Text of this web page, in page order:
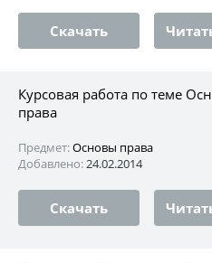
Скачать
Курсовая работа по теме
права
Предмет:Основы права
Добавлено:24.02.2014
Скачать